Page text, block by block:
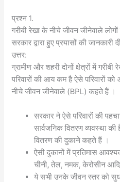
प्रश्न 1.
गरीबी रेखा के नीचे जीवन जीनेवाले
सरकार द्वारा हुए प्रयासों की जानकारी
उत्तर:
ग्रामीण और शहरी दोनों क्षेत्रों में
परिवारों की आय कम है ऐसे परिवारों को
नीचे जीवन जीनेवाले (BPL) कहते हैं ।
सरकार ने ऐसे परिवारों की
सार्वजनिक वितरण व्यवस्था
वितरण की दुकाने कहते हैं ।
ऐसी दुकानों में प्रतिमास
चीनी, तेल, नमक, केरोसीन
ये सभी उनके जीवन स्तर को